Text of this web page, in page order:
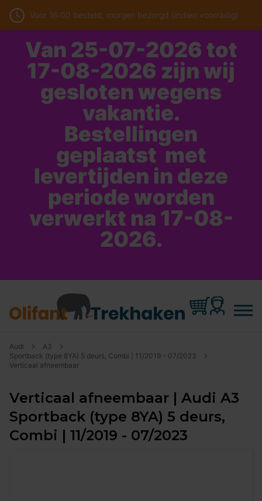
Voor 16:00 besteld, morgen bezorgd (indien voorradig)
Van 25-07-2026 tot
17-08-2026 zijn wij
gesloten wegens
vakantie.
Bestellingen
geplaatst met
levertijden in deze
periode worden
verwerkt na 17-08-
2026.
Audi
A3
Sportback (type 8YA) 5 deurs, Combi | 11/2019 - 07/2023
Verticaal afneembaar
Verticaal afneembaar | Audi A3
Sportback (type 8YA) 5 deurs,
Combi | 11/2019 - 07/2023